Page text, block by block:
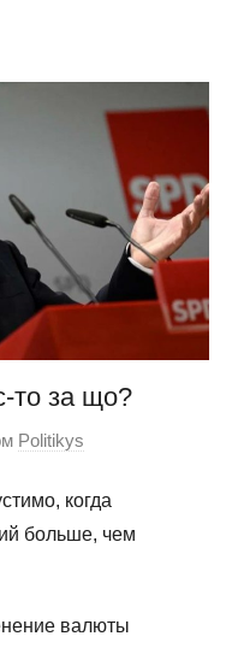
за що?
Politikys
когда
больше, чем
валюты